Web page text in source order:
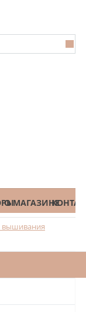
О МАГАЗИНЕ
вышивания